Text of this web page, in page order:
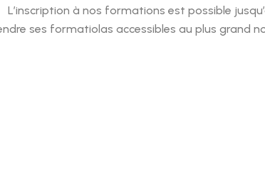
L’inscription à nos formations est possible
ses formatiolas accessibles au plus